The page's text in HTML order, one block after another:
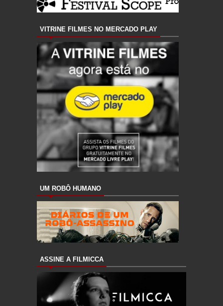
VITRINE FILMES NO MERCADO PLAY
UM ROBÔ HUMANO
ASSINE A FILMICCA